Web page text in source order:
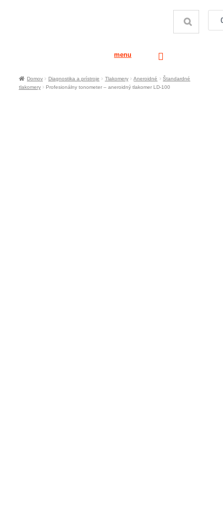
menu
Domov Diagnostika a prístroje Tlakomery Aneroidné
Štandardné
tlakomery
Profesionálny tonometer – aneroidný tlakomer LD-100